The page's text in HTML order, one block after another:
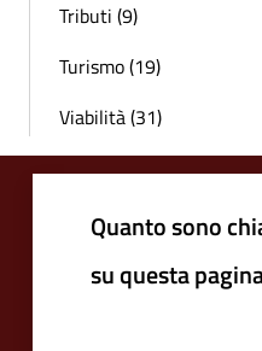
Tributi (9)
Turismo (19)
Viabilità (31)
Quanto sono
su questa